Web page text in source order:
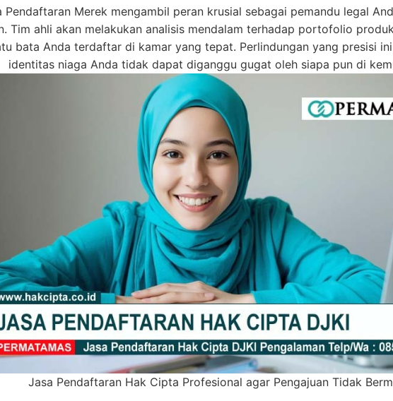
Pendaftaran Merek mengambil peran krusial sebagai pemandu legal
Tim ahli akan melakukan analisis mendalam terhadap portofolio
bata Anda terdaftar di kamar yang tepat. Perlindungan yang presisi
identitas niaga Anda tidak dapat diganggu gugat oleh siapa pun di
Jasa Pendaftaran Hak Cipta Profesional agar Pengajuan Tidak